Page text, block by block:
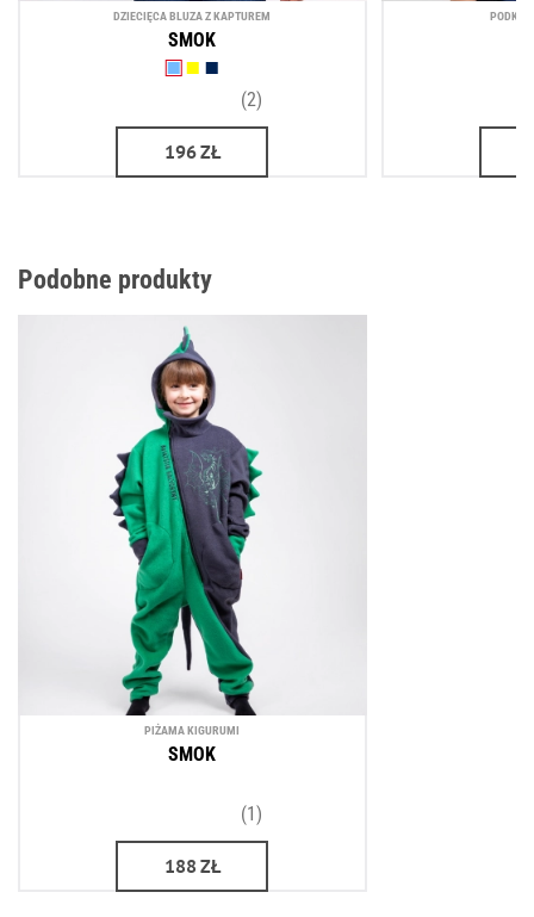
DZIECIĘCA BLUZA Z KAPTUREM
SMOK
(2)
196ZŁ
Podobne produkty
PIŻAMA KIGURUMI
SMOK
(1)
188 ZŁ